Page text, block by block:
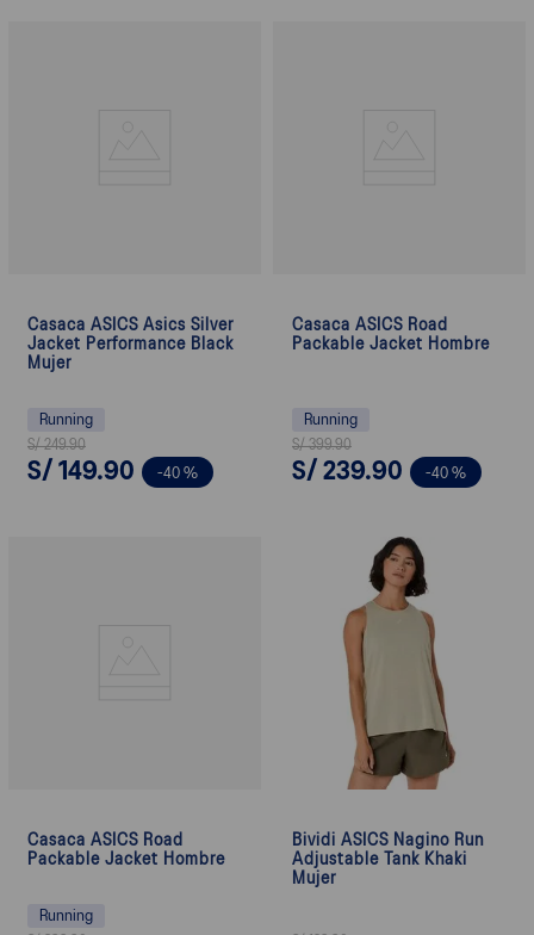
Casaca ASICS Asics Silver
Jacket Performance Black
Mujer
Running
S/ 249.90
S/ 149.90 -40 %
Casaca ASICS Road
Packable Jacket Hombre
Running
S/ 399.90
S/ 239.90 -40 %
Casaca ASICS Road
Packable Jacket Hombre
Running
Bividi ASICS Nagino Run
Adjustable Tank Khaki
Mujer